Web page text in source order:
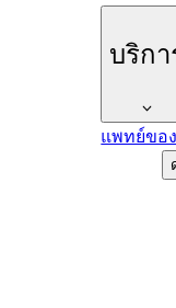
บริกา
แพทย์ของ